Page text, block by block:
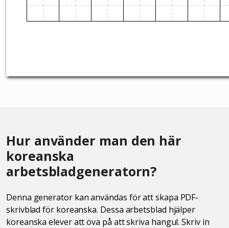
Hur använder man den här
koreanska
arbetsbladgeneratorn?
Denna generator kan användas för att skapa PDF-
skrivblad för koreanska. Dessa arbetsblad hjälper
koreanska elever att öva på att skriva hangul. Skriv in